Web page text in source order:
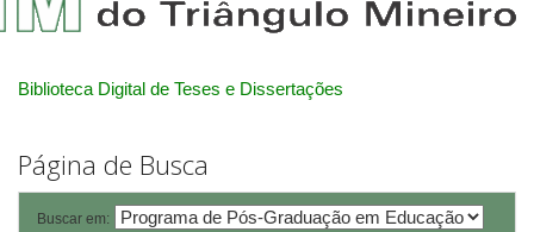
Biblioteca Digital de Teses e Dissertações
Página de Busca
Buscar em: